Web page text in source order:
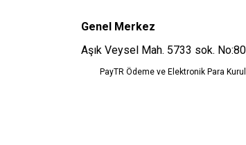
Genel Merkez
Aşık Veysel Mah. 5733 sok.
PayTR Ödeme ve Elektronik Para